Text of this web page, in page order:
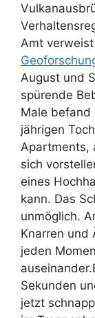
Amt
August und
spürende
Male befand
jährigen
Apartments,
sich
eines
kann. Das
unmöglich.
Knarren und
jeden
Sekunden
jetzt